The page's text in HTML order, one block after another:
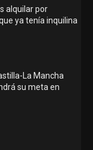
alquilar por
ya tenía inquilina
La Mancha
su meta en